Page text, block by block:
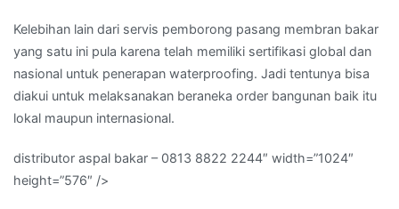
Kelebihan lain dari servis pemborong pasang membran bakar
yang satu ini pula karena telah memiliki sertifikasi global dan
nasional untuk penerapan waterproofing. Jadi tentunya bisa
diakui untuk melaksanakan beraneka order bangunan baik itu
lokal maupun internasional.
distributor aspal bakar – 0813 8822 2244″ width=”1024″
height=”576″ />